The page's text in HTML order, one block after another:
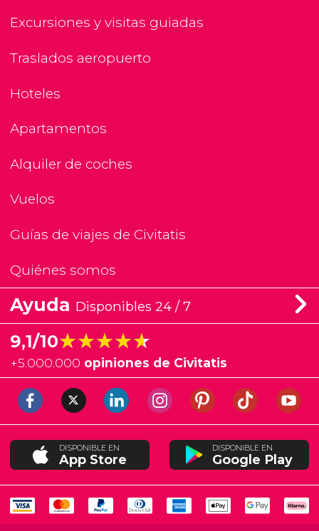
Excursiones y visitas guiadas
Traslados aeropuerto
Hoteles
Apartamentos
Alquiler de coches
Vuelos
Guías de viajes de Civitatis
Quiénes somos
Ayuda Disponibles 24 / 7
9,1/10★★★★★
★★★★★
+5.000.000 opiniones de Civitatis
DISPONIBLE EN
App Store
DISPONIBLE EN
Google Play